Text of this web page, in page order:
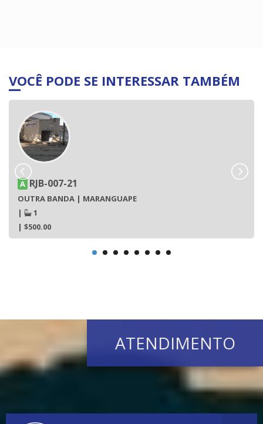
VOCÊ PODE SE INTERESSAR TAMBÉM
A RJB-007-21
OUTRA BANDA | MARANGUAPE
|
1
| $500.00
ATENDIMENTO